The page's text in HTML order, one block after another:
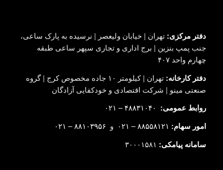
دفتر مرکزی: تهران | خیابان ولیعصر | نرسیده به پارک ساعی،
جنب پمپ بنزین | برج اداری و تجاری سپهر ساعی طبقه
چهارم واحد ۴۰۷
دفتر کارخانه:
تهران | کیلومتر ۱۰ جاده مخصوص کرج | گروه
صنعتی مینو | شرکت اقتصادی و خودکفایی آزادگان
روابط عمومی:
امور سهام: ۸۸۵۵۸۱۲۱ – ۰۲۱ و
سامانه پیامکی: